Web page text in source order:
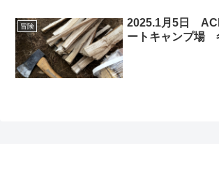
冒険
2025.1月5日
ートキャンプ場